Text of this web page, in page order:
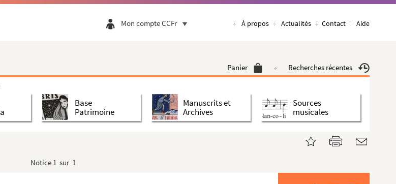
Mon compte CCFr À propos Actualités Contact Aide
Panier Recherches récentes
Base
Patrimoine
Manuscrits et
Archives
Sources
musicales
Notice 1 sur 1